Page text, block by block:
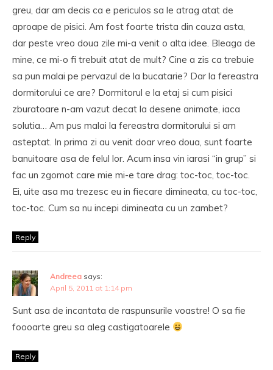
greu, dar am decis ca e periculos sa le atrag atat de
aproape de pisici. Am fost foarte trista din cauza asta,
dar peste vreo doua zile mi-a venit o alta idee. Bleaga de
mine, ce mi-o fi trebuit atat de mult? Cine a zis ca trebuie
sa pun malai pe pervazul de la bucatarie? Dar la fereastra
dormitorului ce are? Dormitorul e la etaj si cum pisici
zburatoare n-am vazut decat la desene animate, iaca
solutia… Am pus malai la fereastra dormitorului si am
asteptat. In prima zi au venit doar vreo doua, sunt foarte
banuitoare asa de felul lor. Acum insa vin iarasi “in grup” si
fac un zgomot care mie mi-e tare drag: toc-toc, toc-toc.
Ei, uite asa ma trezesc eu in fiecare dimineata, cu toc-toc,
toc-toc. Cum sa nu incepi dimineata cu un zambet?
Reply
Andreea says:
April 5, 2011 at 1:14 pm
Sunt asa de incantata de raspunsurile voastre! O sa fie
foooarte greu sa aleg castigatoarele
Reply